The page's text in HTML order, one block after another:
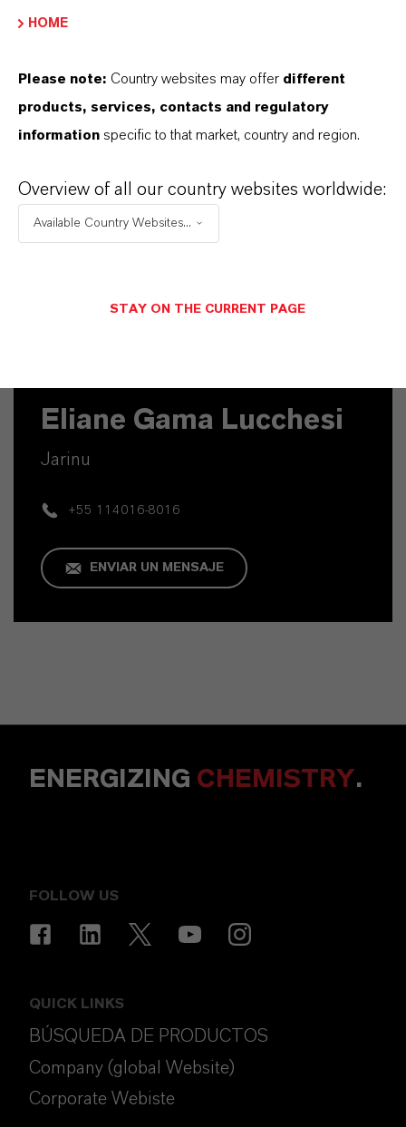
Eliane Gama Lucchesi
Jarinu
+55 114016-8016
ENVIAR UN MENSAJE
ENERGIZING CHEMISTRY.
FOLLOW US
QUICK LINKS
BÚSQUEDA DE PRODUCTOS
Company (global Website)
Corporate Webiste
HOME
Please note: Country websites may offer different
products, services, contacts and regulatory
information specific to that market, country and region.
Overview of all our country websites worldwide:
Available Country Websites...
STAY ON THE CURRENT PAGE